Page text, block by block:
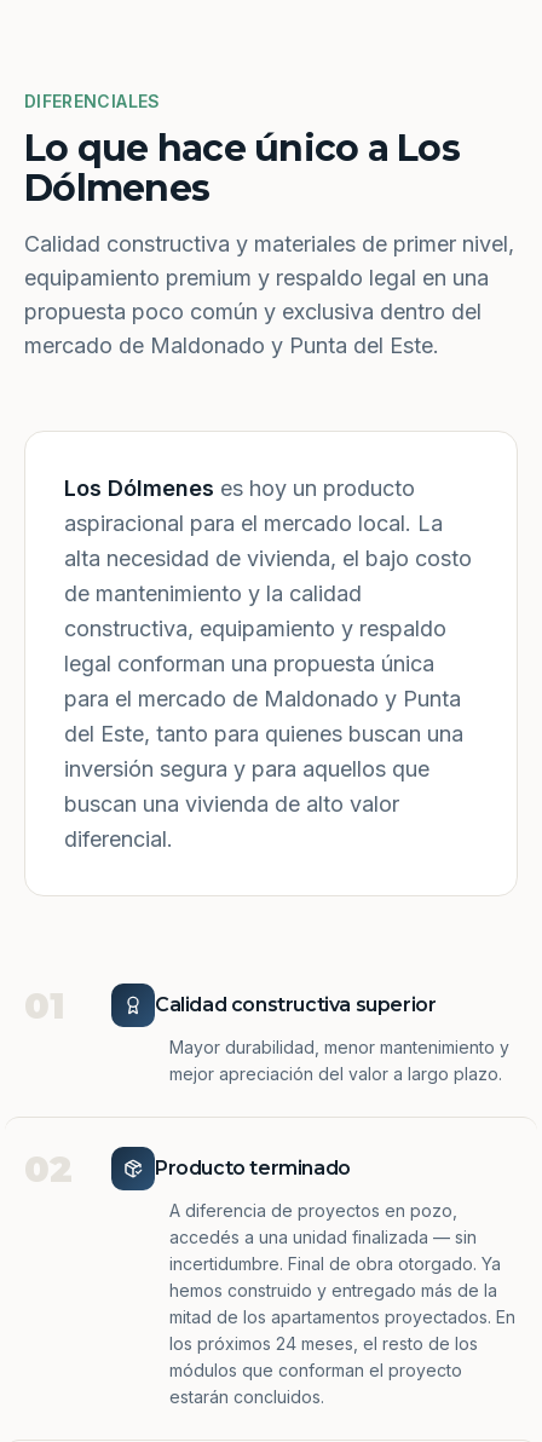
DIFERENCIALES
Lo que hace único a Los
Dólmenes
Calidad constructiva y materiales de primer nivel,
equipamiento premium y respaldo legal en una
propuesta poco común y exclusiva dentro del
mercado de Maldonado y Punta del Este.
Los Dólmenes es hoy un producto
aspiracional para el mercado local. La
alta necesidad de vivienda, el bajo costo
de mantenimiento y la calidad
constructiva, equipamiento y respaldo
legal conforman una propuesta única
para el mercado de Maldonado y Punta
del Este, tanto para quienes buscan una
inversión segura y para aquellos que
buscan una vivienda de alto valor
diferencial.
01 Calidad constructiva superior
Mayor durabilidad, menor mantenimiento y
mejor apreciación del valor a largo plazo.
02 Producto terminado
A diferencia de proyectos en pozo,
accedés a una unidad finalizada — sin
incertidumbre. Final de obra otorgado. Ya
hemos construido y entregado más de la
mitad de los apartamentos proyectados. En
los próximos 24 meses, el resto de los
módulos que conforman el proyecto
estarán concluidos.